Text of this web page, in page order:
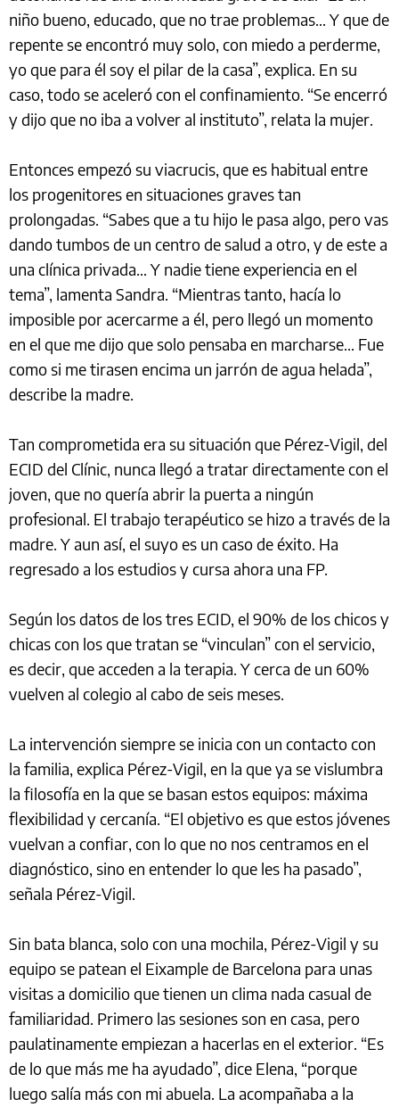
niño bueno, educado, que no trae problemas… Y que de
repente se encontró muy solo, con miedo a perderme,
yo que para él soy el pilar de la casa”, explica. En su
caso, todo se aceleró con el confinamiento. “Se encerró
y dijo que no iba a volver al instituto”, relata la mujer.
Entonces empezó su viacrucis, que es habitual entre
los progenitores en situaciones graves tan
prolongadas. “Sabes que a tu hijo le pasa algo, pero vas
dando tumbos de un centro de salud a otro, y de este a
una clínica privada… Y nadie tiene experiencia en el
tema”, lamenta Sandra. “Mientras tanto, hacía lo
imposible por acercarme a él, pero llegó un momento
en el que me dijo que solo pensaba en marcharse… Fue
como si me tirasen encima un jarrón de agua helada”,
describe la madre.
Tan comprometida era su situación que Pérez-Vigil, del
ECID del Clínic, nunca llegó a tratar directamente con el
joven, que no quería abrir la puerta a ningún
profesional. El trabajo terapéutico se hizo a través de la
madre. Y aun así, el suyo es un caso de éxito. Ha
regresado a los estudios y cursa ahora una FP.
Según los datos de los tres ECID, el 90% de los chicos y
chicas con los que tratan se “vinculan” con el servicio,
es decir, que acceden a la terapia. Y cerca de un 60%
vuelven al colegio al cabo de seis meses.
La intervención siempre se inicia con un contacto con
la familia, explica Pérez-Vigil, en la que ya se vislumbra
la filosofía en la que se basan estos equipos: máxima
flexibilidad y cercanía. “El objetivo es que estos jóvenes
vuelvan a confiar, con lo que no nos centramos en el
diagnóstico, sino en entender lo que les ha pasado”,
señala Pérez-Vigil.
Sin bata blanca, solo con una mochila, Pérez-Vigil y su
equipo se patean el Eixample de Barcelona para unas
visitas a domicilio que tienen un clima nada casual de
familiaridad. Primero las sesiones son en casa, pero
paulatinamente empiezan a hacerlas en el exterior. “Es
de lo que más me ha ayudado”, dice Elena, “porque
luego salía más con mi abuela. La acompañaba a la